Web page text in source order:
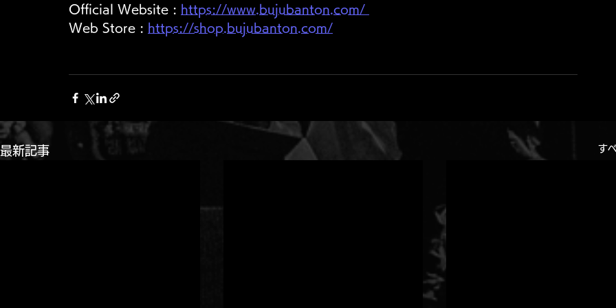
Official Website : https://www.bujubanton.com/
Web Store : https://shop.bujubanton.com/
最新記事 す